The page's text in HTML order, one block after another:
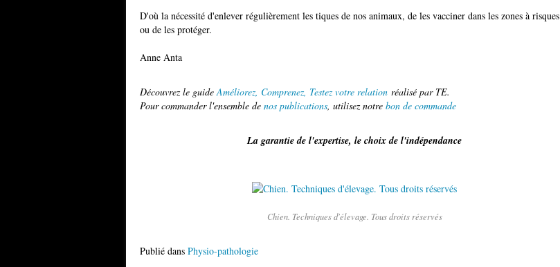
D'où la nécessité d'enlever régulièrement les tiques de nos animaux, de les vacciner dans les zones à risques
ou de les protéger.
Anne Anta
Découvrez le guideAméliorez, Comprenez, Testez votre relation réalisé par TE.
Pour commander l'ensemble de nos publications, utilisez notre bon de commande
La garantie de l'expertise, le choix de l'indépendance
Chien. Techniques d'élevage. Tous droits réservés
Publié dans Physio-pathologie